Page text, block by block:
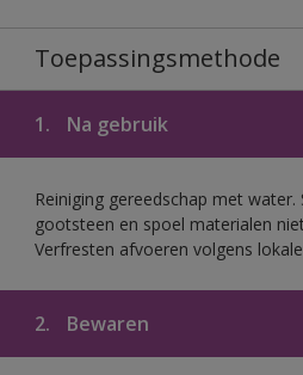
Toepassingsmethode
1. Na gebruik
Reiniging gereedschap met
gootsteen en spoel materialen
Verfresten afvoeren volgens
2. Bewaren